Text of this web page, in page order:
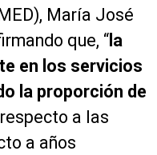
María José
que, “ la
en los servicios
la proporción de
respecto a las
a años